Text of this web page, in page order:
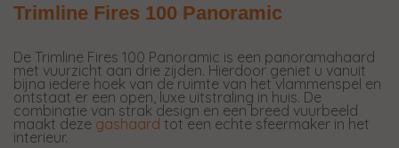
Trimline Fires 100 Panoramic
De Trimline Fires 100 Panoramic is een panoramahaard
met vuurzicht aan drie zijden. Hierdoor geniet u vanuit
bijna iedere hoek van de ruimte van het vlammenspel en
ontstaat er een open, luxe uitstraling in huis. De
combinatie van strak design en een breed vuurbeeld
maakt deze gashaard tot een echte sfeermaker in het
interieur.